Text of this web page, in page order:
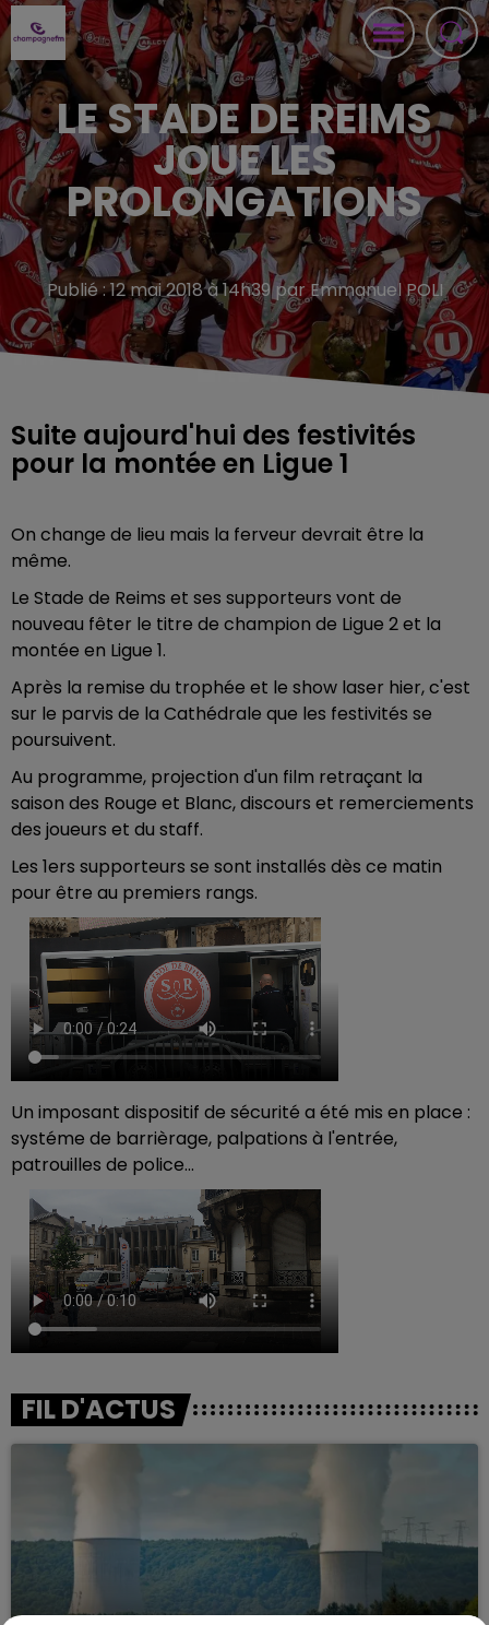
LE STADE DE REIMS
JOUE LES
PROLONGATIONS
Publié : 12 mai 2018 à 14h39 par Emmanuel POLI
Suite aujourd'hui des festivités
pour la montée en Ligue 1
On change de lieu mais la ferveur devrait être la
même.
Le Stade de Reims et ses supporteurs vont de
nouveau fêter le titre de champion de Ligue 2 et la
montée en Ligue 1.
Après la remise du trophée et le show laser hier, c'est
sur le parvis de la Cathédrale que les festivités se
poursuivent.
Au programme, projection d'un film retraçant la
saison des Rouge et Blanc, discours et remerciements
des joueurs et du staff.
Les 1ers supporteurs se sont installés dès ce matin
pour être au premiers rangs.
Un imposant dispositif de sécurité a été mis en place :
systéme de barrièrage, palpations à l'entrée,
patrouilles de police...
FIL D'ACTUS